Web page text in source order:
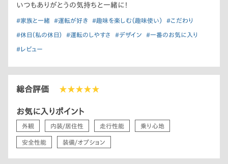
いつもありがとうの気持ちと一緒に！
#家族と一緒 #運転が好き #趣味を楽しむ（趣味使い） #こだわり
#休日（私の休日） #運転のしやすさ #デザイン #一番のお気に入り
#レビュー
総合評価 ★★★★★
お気に入りポイント
外観 内装/居住性 走行性能 乗り心地
安全性能 装備/オプション